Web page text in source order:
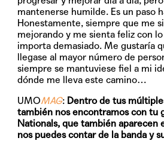
mantenerse humilde. Es un paso
Honestamente, siempre que me
mejorando y me sienta feliz con
importa demasiado. Me gustaría
llegase al mayor número de
siempre se mantuviese fiel a mi
dónde me lleva este camino…
UMOMAG: Dentro de tus
también nos encontramos con tu
Nationals, que también aparecen
nos puedes contar de la banda y